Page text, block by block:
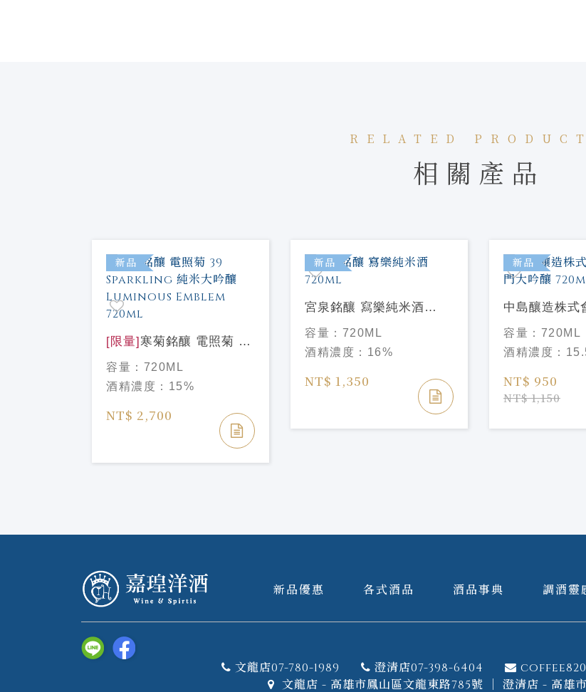
RELATED
相關產品
新品
[限量] 寒菊銘釀 電照菊 39
Sparkling 純米大吟釀
Luminous Emblem 720ml
容量： 720ML
酒精濃度： 15%
NT$ 2,700
新品
宮泉銘釀 寫樂純米酒
720ml
容量： 720ML
酒精濃度： 16%
NT$ 1,350
新品
中島釀造株式
門大吟釀
容量： 720ML
酒精濃度：
NT$ 950
NT$ 1,150
新品優惠 各式酒品 酒品事典 調酒靈
文龍店07-780-1989 澄清店07-398-6404
文龍店 - 高雄市鳳山區文龍東路785號 ｜ 澄清店 - 高雄